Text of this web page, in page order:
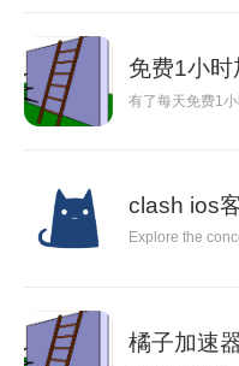
免费1小时
有了每天免费1
clash ios
Explore the
橘子加速